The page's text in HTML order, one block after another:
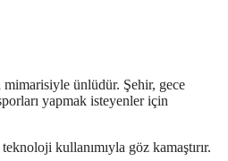
mimarisiyle ünlüdür. Şehir, gece
yapmak isteyenler için
kullanımıyla göz kamaştırır.